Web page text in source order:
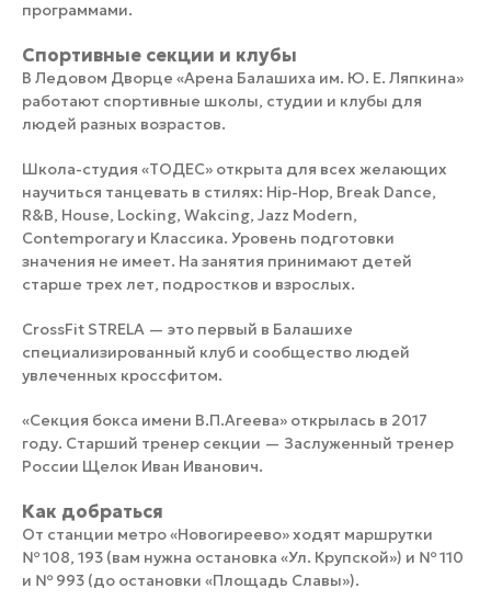
программами.
Спортивные секции и клубы
В Ледовом Дворце «Арена Балашиха им. Ю. Е. Ляпкина»
работают спортивные школы, студии и клубы для
людей разных возрастов.
Школа-студия «ТОДЕС» открыта для всех желающих
научиться танцевать в стилях: Hip-Hop, Break Dance,
R&B, House, Locking, Wakcing, Jazz Modern,
Contemporary и Классика. Уровень подготовки
значения не имеет. На занятия принимают детей
старше трех лет, подростков и взрослых.
CrossFit STRELA — это первый в Балашихе
специализированный клуб и сообщество людей
увлеченных кроссфитом.
«Секция бокса имени В.П.Агеева» открылась в 2017
году. Старший тренер секции — Заслуженный тренер
России Щелок Иван Иванович.
Как добраться
От станции метро «Новогиреево» ходят маршрутки
№ 108, 193 (вам нужна остановка «Ул. Крупской») и № 110
и № 993 (до остановки «Площадь Славы»).